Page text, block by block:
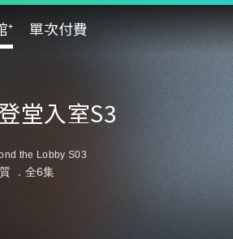
⁺ 單次付費
堂入室S3
the Lobby S03
．全6集